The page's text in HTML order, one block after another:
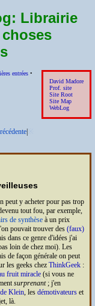
Librairie
David Madore
Prof. site
Site Root
Site Map
WebLog
entrées •
peut y acheter pour pas trop
tout fou, par exemple,
de synthèseà un prix
pouvait trouver des (faux)
dans ce genre d'idées j'ai
loin de chez moi). Les
de façon générale on peut
les geeks chez ThinkGeek:
fruit miracle(si vous ne
surprenant; j'en
Klein, les démotivateurset
là.